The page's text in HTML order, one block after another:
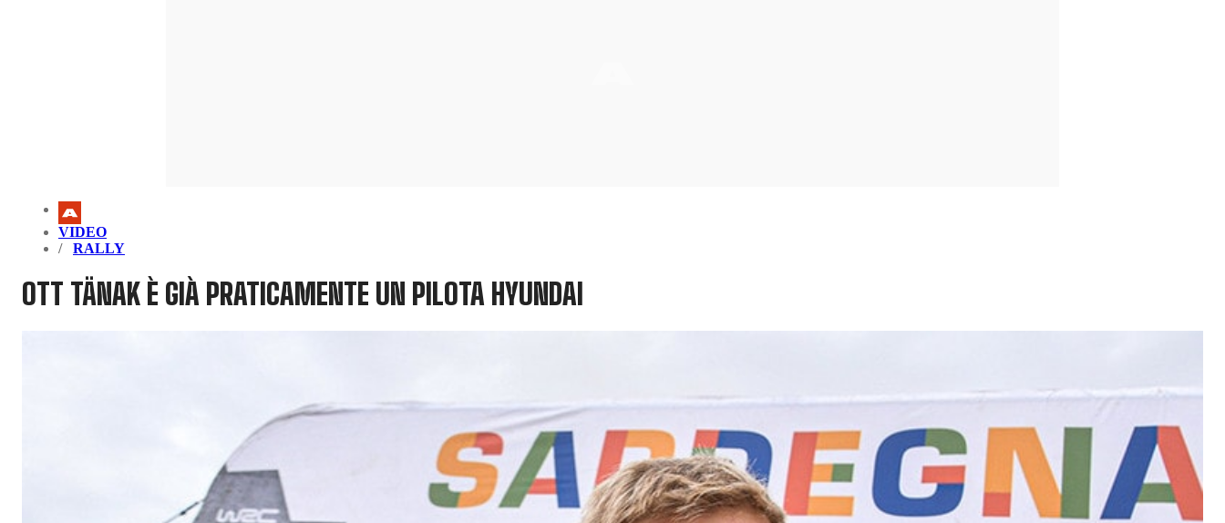
VIDEO
RALLY
OTT TÄNAK È GIÀ PRATICAMENTE UN PILOTA HYUNDAI